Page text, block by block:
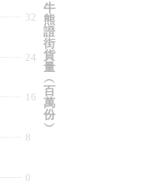
0
8
16
24
32
牛
熊
證
街
貨
量
︵
百
萬
份
︶